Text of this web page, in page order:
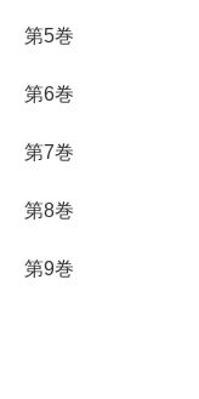
第5巻
第6巻
第7巻
第8巻
第9巻